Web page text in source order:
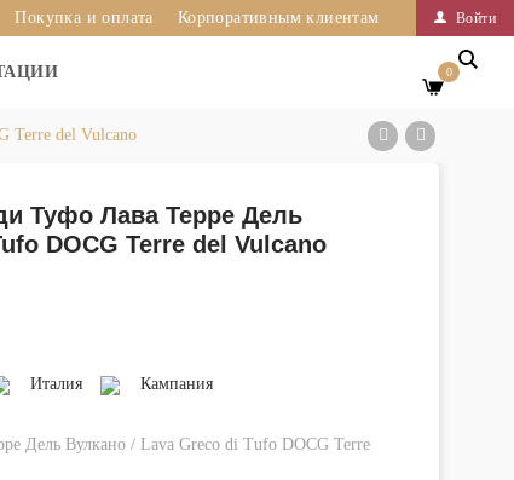
Войти
Покупка и оплата Корпоративным клиентам
0
Terre del Vulcano
Туфо Лава Терре Дель
DOCG Terre del Vulcano
Италия Кампания
Дель Вулкано / Lava Greco di Tufo DOCG Terre